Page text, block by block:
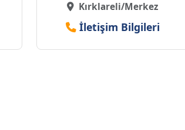
Kırklareli/Merkez
İletişim Bilgileri